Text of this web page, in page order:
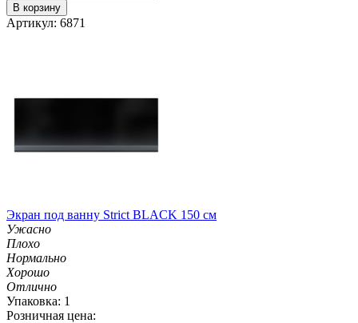
В корзину
Артикул: 6871
Экран под ванну Strict BLACK 150 см
Ужасно
Плохо
Нормально
Хорошо
Отлично
Упаковка: 1
Розничная цена: